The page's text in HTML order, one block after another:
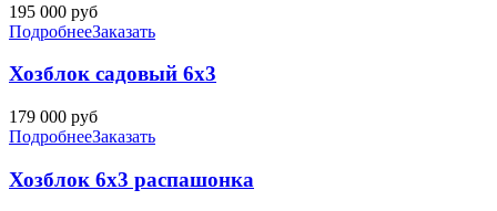
195 000 руб
ПодробнееЗаказать
Хозблок садовый 6х3
179 000 руб
ПодробнееЗаказать
Хозблок 6х3 распашонка